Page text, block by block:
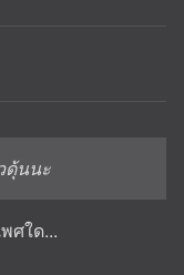
ดุ้นนะ
ศใด...